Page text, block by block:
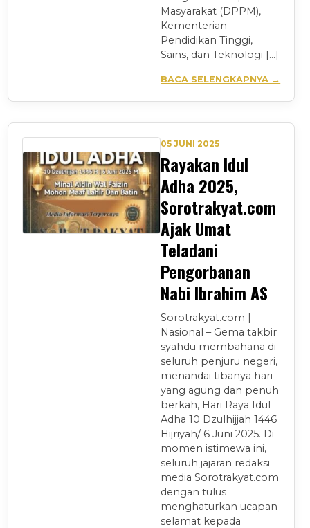
Masyarakat (DPPM),
Kementerian
Pendidikan Tinggi,
Sains, dan Teknologi […]
BACA SELENGKAPNYA →
05 JUNI 2025
Rayakan Idul
Adha 2025,
Sorotrakyat.com
Ajak Umat
Teladani
Pengorbanan
Nabi Ibrahim AS
Sorotrakyat.com |
Nasional – Gema takbir
syahdu membahana di
seluruh penjuru negeri,
menandai tibanya hari
yang agung dan penuh
berkah, Hari Raya Idul
Adha 10 Dzulhijjah 1446
Hijriyah/ 6 Juni 2025. Di
momen istimewa ini,
seluruh jajaran redaksi
media Sorotrakyat.com
dengan tulus
menghaturkan ucapan
selamat kepada